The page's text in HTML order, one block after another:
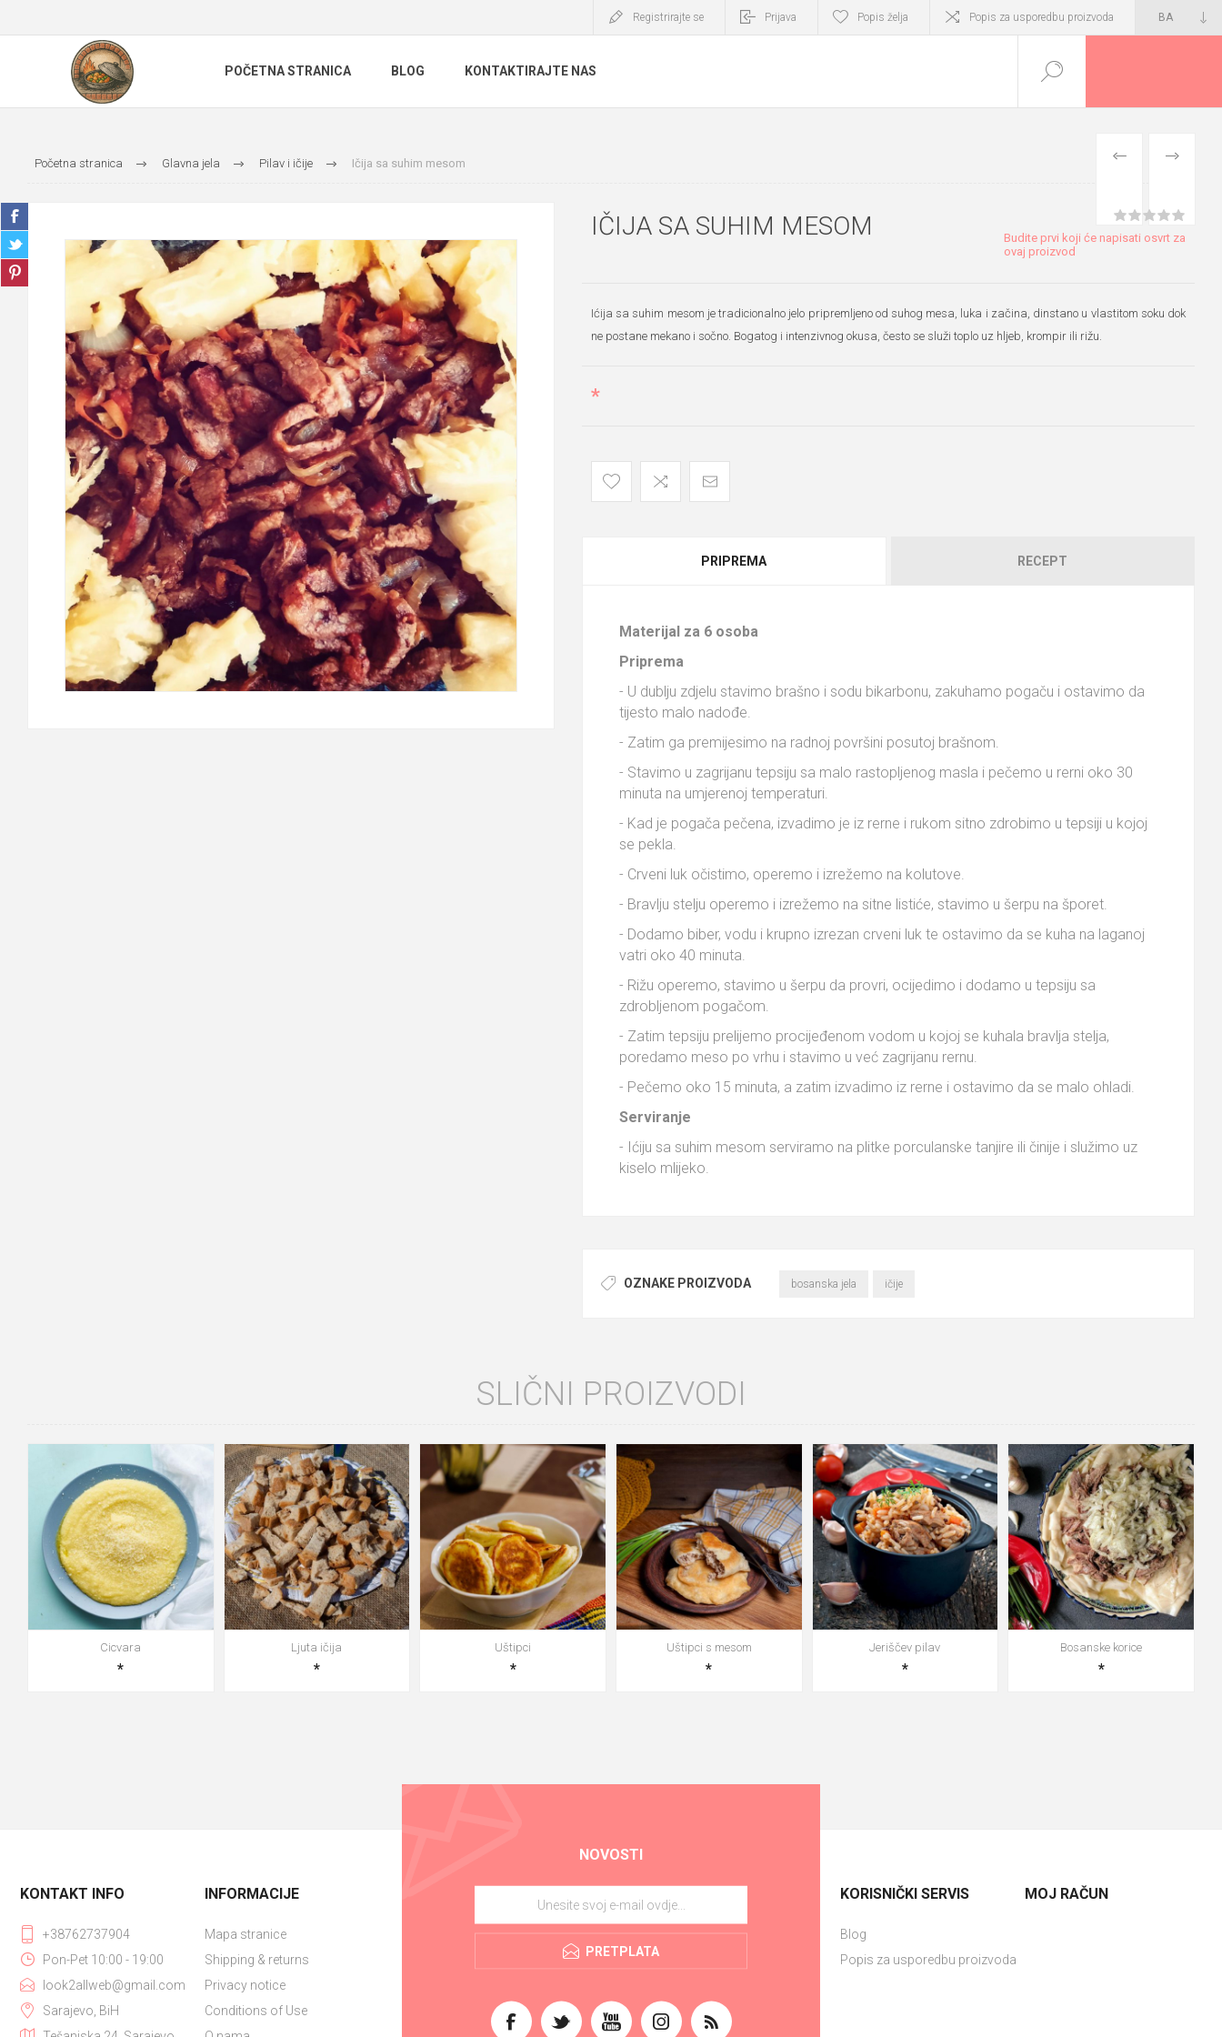
Registrirajte se Prijava Popis želja Popis za usporedbu proizvoda
POČETNA STRANICA BLOG KONTAKTIRAJTE NAS
Početna stranica Glavna jela Pilav i ičije Ičija sa suhim mesom PRETHODNI
SLIJEDEĆI
IČIJA SA SUHIM MESOM
Budite prvi koji će napisati osvrt za
ovaj proizvod
Ićija sa suhim mesom je tradicionalno jelo pripremljeno od suhog mesa, luka i začina, dinstano u vlastitom soku dok
ne postane mekano i sočno. Bogatog i intenzivnog okusa, često se služi toplo uz hljeb, krompir ili rižu.
*
PRIPREMA RECEPT
Materijal za 6 osoba
Priprema
- U dublju zdjelu stavimo brašno i sodu bikarbonu, zakuhamo pogaču i ostavimo da
tijesto malo nadođe.
- Zatim ga premijesimo na radnoj površini posutoj brašnom.
- Stavimo u zagrijanu tepsiju sa malo rastopljenog masla i pečemo u rerni oko 30
minuta na umjerenoj temperaturi.
- Kad je pogača pečena, izvadimo je iz rerne i rukom sitno zdrobimo u tepsiji u kojoj
se pekla.
- Crveni luk očistimo, operemo i izrežemo na kolutove.
- Bravlju stelju operemo i izrežemo na sitne listiće, stavimo u šerpu na šporet.
- Dodamo biber, vodu i krupno izrezan crveni luk te ostavimo da se kuha na laganoj
vatri oko 40 minuta.
- Rižu operemo, stavimo u šerpu da provri, ocijedimo i dodamo u tepsiju sa
zdrobljenom pogačom.
- Zatim tepsiju prelijemo procijeđenom vodom u kojoj se kuhala bravlja stelja,
poredamo meso po vrhu i stavimo u već zagrijanu rernu.
- Pečemo oko 15 minuta, a zatim izvadimo iz rerne i ostavimo da se malo ohladi.
Serviranje
- Ićiju sa suhim mesom serviramo na plitke porculanske tanjire ili činije i služimo uz
kiselo mlijeko.
OZNAKE PROIZVODA bosanska jela ičije
SLIČNI PROIZVODI
Cicvara
*
Ljuta ičija
*
Uštipci
*
Uštipci s mesom
*
Jeriščev pilav
*
Bosanske korice
*
NOVOSTI
PRETPLATA
KONTAKT INFO
+38762737904
Pon-Pet 10:00 - 19:00
look2allweb@gmail.com
Sarajevo, BiH
INFORMACIJE
Mapa stranice
Shipping & returns
Privacy notice
Conditions of Use
KORISNIČKI SERVIS
Blog
Popis za usporedbu proizvoda
MOJ RAČUN